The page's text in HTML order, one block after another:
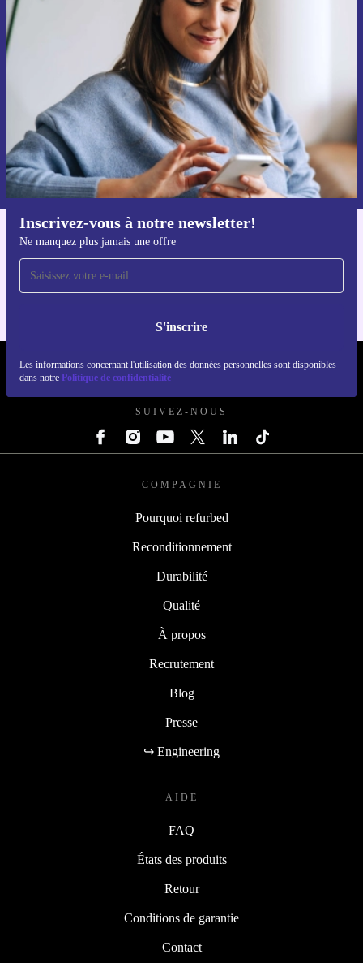
Inscrivez-vous à notre newsletter!
Ne manquez plus jamais une offre
S'inscrire
Les informations concernant l'utilisation des données personnelles sont disponibles
dans notre Politique de confidentialité
Recevoir offres et infos de refurbed
par mail
Ne manquez plus aucune offre.
S'inscrire
Retrouvez les informations sur l'utilisation des données personnelles
dans notrepolitique de confidentialité.
Téléchargez l'application refurbed
Pour iOS et Android
REFURBED LUXEMBOURG - RETHINK NEW.
SUIVEZ-NOUS
COMPAGNIE
Pourquoi refurbed
Reconditionnement
Durabilité
Qualité
À propos
Recrutement
Blog
Presse
↪ Engineering
AIDE
FAQ
États des produits
Retour
Conditions de garantie
Contact